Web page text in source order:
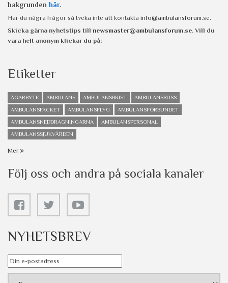
bakgrunden här.
Har du några frågor så tveka inte att kontakta info@ambulansforum.se.
Skicka gärna nyhetstips till newsmaster@ambulansforum.se. Vill du
vara helt anonym klickar du på:
Etiketter
ÄGARBYTE AMBULANS AMBULANSBRIST
AMBULANSBUSS
AMBULANSFACKET
AMBULANSFLYG
AMBULANSFÖRBUNDET
AMBULANSNEDDRAGNINGARNA
AMBULANSPERSONAL
AMBULANSSJUKVÅRDEN
Mer
Följ oss och andra på sociala kanaler
NYHETSBREV